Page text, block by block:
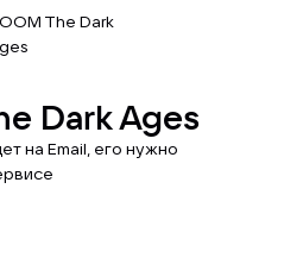
The Dark
Dark Ages
на Email, его нужно